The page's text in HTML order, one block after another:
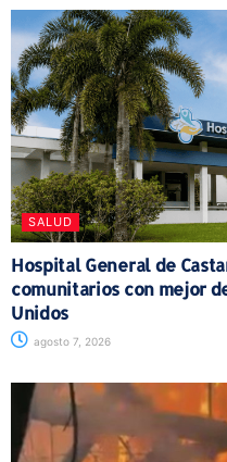
SALUD
Hospital General de
comunitarios con mejor
Unidos
agosto 7, 2026